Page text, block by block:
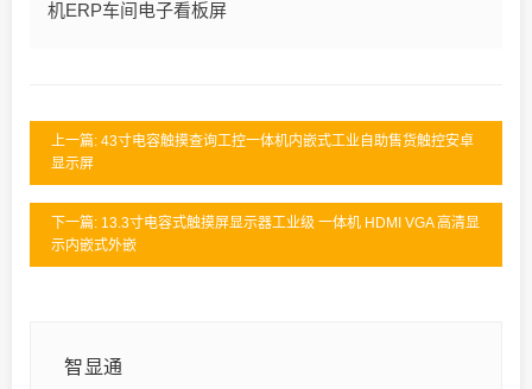
机ERP车间电子看板屏
上一篇: 43寸电容触摸查询工控一体机内嵌式工业自助售货触控安卓
显示屏
下一篇: 13.3寸电容式触摸屏显示器工业级 一体机 HDMI VGA 高清显
示内嵌式外嵌
智显通